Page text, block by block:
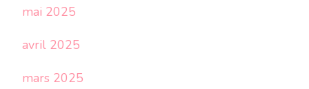
mai 2025
avril 2025
mars 2025